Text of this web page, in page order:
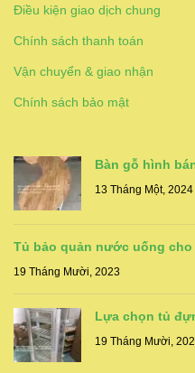
Điều kiện giao dịch chung
Chính sách thanh toán
Vận chuyển & giao nhận
Chính sách bảo mật
Bàn gỗ hình
13 Tháng Một, 2024
Tủ bảo quản nước uống cho
19 Tháng Mười, 2023
Lựa chọn tủ
19 Tháng Mười,